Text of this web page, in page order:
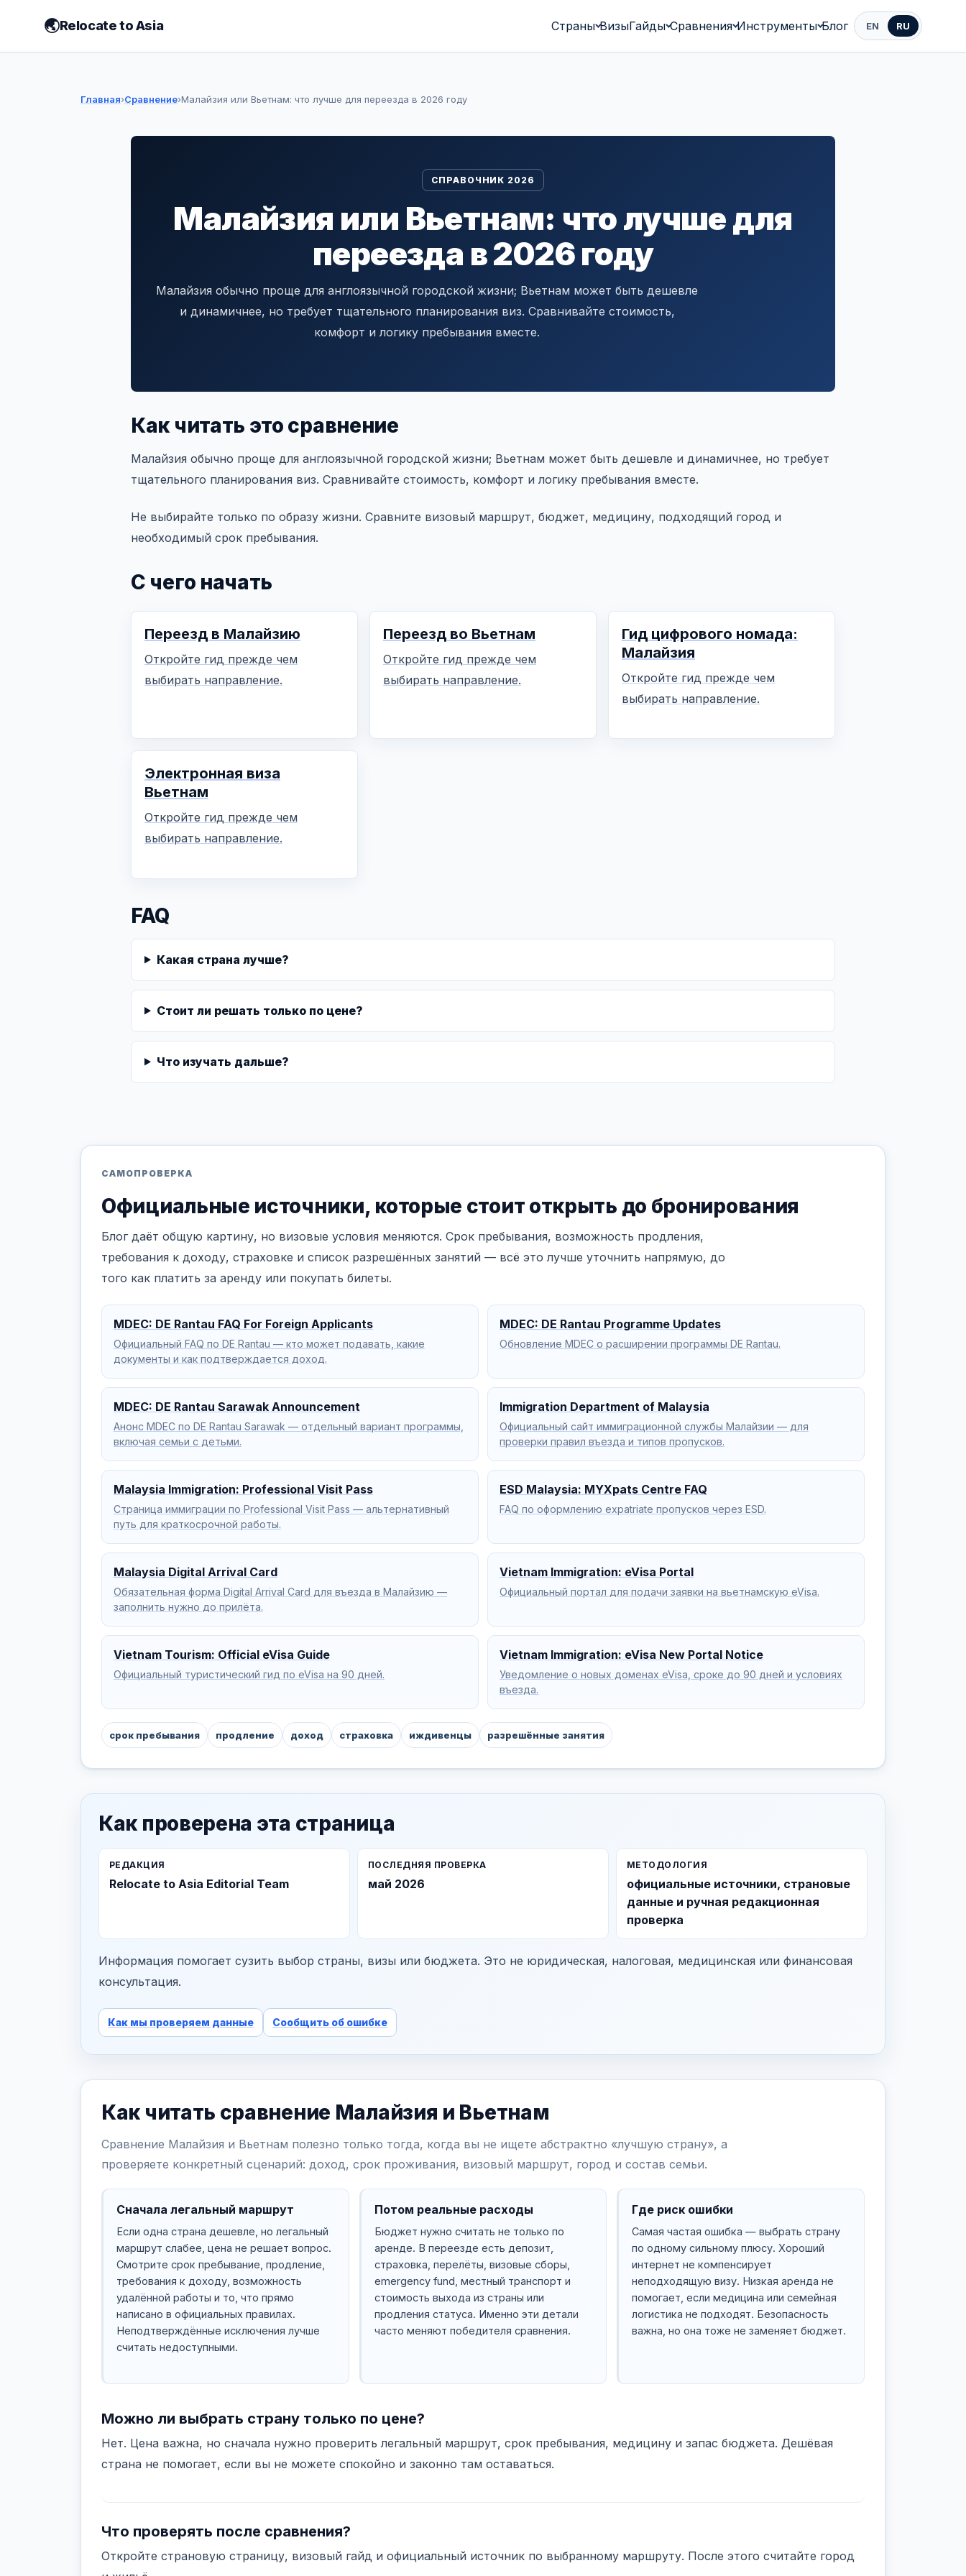
Relocate to Asia Страны ВизыГайды Сравнения Инструменты Блог EN RU
Главная›Сравнение›Малайзия или Вьетнам: что лучше для переезда в 2026 году
СПРАВОЧНИК 2026
Малайзия или Вьетнам: что лучше для
переезда в 2026 году
Малайзия обычно проще для англоязычной городской жизни; Вьетнам может быть дешевле
и динамичнее, но требует тщательного планирования виз. Сравнивайте стоимость,
комфорт и логику пребывания вместе.
Как читать это сравнение
Малайзия обычно проще для англоязычной городской жизни; Вьетнам может быть дешевле и динамичнее, но требует
тщательного планирования виз. Сравнивайте стоимость, комфорт и логику пребывания вместе.
Не выбирайте только по образу жизни. Сравните визовый маршрут, бюджет, медицину, подходящий город и
необходимый срок пребывания.
С чего начать
Переезд в Малайзию
Откройте гид прежде чем
выбирать направление.
Переезд во Вьетнам
Откройте гид прежде чем
выбирать направление.
Гид цифрового номада:
Малайзия
Откройте гид прежде чем
выбирать направление.
Электронная виза
Вьетнам
Откройте гид прежде чем
выбирать направление.
FAQ
Какая страна лучше?
Стоит ли решать только по цене?
Что изучать дальше?
САМОПРОВЕРКА
Официальные источники, которые стоит открыть до бронирования
Блог даёт общую картину, но визовые условия меняются. Срок пребывания, возможность продления,
требования к доходу, страховке и список разрешённых занятий — всё это лучше уточнить напрямую, до
того как платить за аренду или покупать билеты.
MDEC: DE Rantau FAQ For Foreign Applicants
Официальный FAQ по DE Rantau — кто может подавать, какие
документы и как подтверждается доход.
MDEC: DE Rantau Programme Updates
Обновление MDEC о расширении программы DE Rantau.
MDEC: DE Rantau Sarawak Announcement
Анонс MDEC по DE Rantau Sarawak — отдельный вариант программы,
включая семьи с детьми.
Immigration Department of Malaysia
Официальный сайт иммиграционной службы Малайзии — для
проверки правил въезда и типов пропусков.
Malaysia Immigration: Professional Visit Pass
Страница иммиграции по Professional Visit Pass — альтернативный
путь для краткосрочной работы.
ESD Malaysia: MYXpats Centre FAQ
FAQ по оформлению expatriate пропусков через ESD.
Malaysia Digital Arrival Card
Обязательная форма Digital Arrival Card для въезда в Малайзию —
заполнить нужно до прилёта.
Vietnam Immigration: eVisa Portal
Официальный портал для подачи заявки на вьетнамскую eVisa.
Vietnam Tourism: Official eVisa Guide
Официальный туристический гид по eVisa на 90 дней.
Vietnam Immigration: eVisa New Portal Notice
Уведомление о новых доменах eVisa, сроке до 90 дней и условиях
въезда.
срок пребывания продление доход страховка иждивенцы разрешённые занятия
Как проверена эта страница
РЕДАКЦИЯ
Relocate to Asia Editorial Team
ПОСЛЕДНЯЯ ПРОВЕРКА
май 2026
МЕТОДОЛОГИЯ
официальные источники, страновые
данные и ручная редакционная
проверка
Информация помогает сузить выбор страны, визы или бюджета. Это не юридическая, налоговая, медицинская или финансовая
консультация.
Как мы проверяем данные Сообщить об ошибке
Как читать сравнение Малайзия и Вьетнам
Сравнение Малайзия и Вьетнам полезно только тогда, когда вы не ищете абстрактно «лучшую страну», а
проверяете конкретный сценарий: доход, срок проживания, визовый маршрут, город и состав семьи.
Сначала легальный маршрут
Если одна страна дешевле, но легальный
маршрут слабее, цена не решает вопрос.
Смотрите срок пребывание, продление,
требования к доходу, возможность
удалённой работы и то, что прямо
написано в официальных правилах.
Неподтверждённые исключения лучше
считать недоступными.
Потом реальные расходы
Бюджет нужно считать не только по
аренде. В переезде есть депозит,
страховка, перелёты, визовые сборы,
emergency fund, местный транспорт и
стоимость выхода из страны или
продления статуса. Именно эти детали
часто меняют победителя сравнения.
Где риск ошибки
Самая частая ошибка — выбрать страну
по одному сильному плюсу. Хороший
интернет не компенсирует
неподходящую визу. Низкая аренда не
помогает, если медицина или семейная
логистика не подходят. Безопасность
важна, но она тоже не заменяет бюджет.
Можно ли выбрать страну только по цене?
Нет. Цена важна, но сначала нужно проверить легальный маршрут, срок пребывания, медицину и запас бюджета. Дешёвая
страна не помогает, если вы не можете спокойно и законно там оставаться.
Что проверять после сравнения?
Откройте страновую страницу, визовый гайд и официальный источник по выбранному маршруту. После этого считайте город